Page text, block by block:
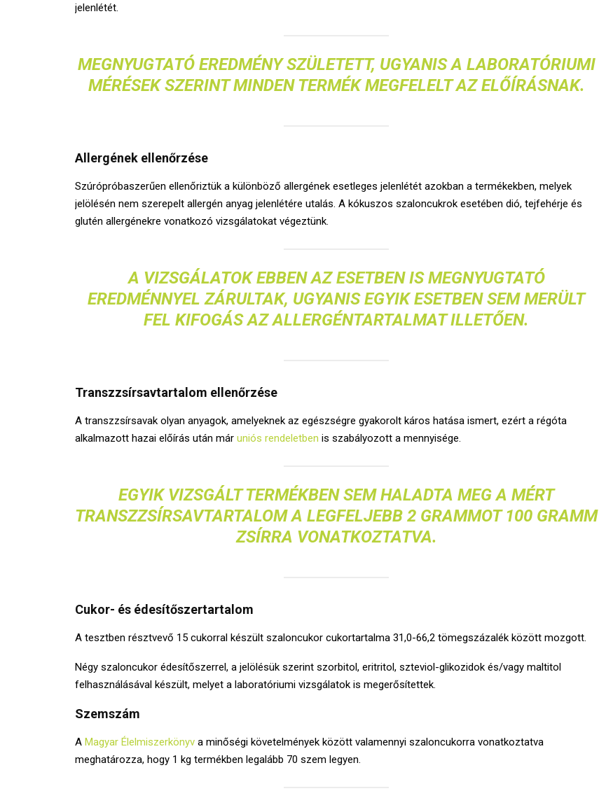
jelenlétét.
MEGNYUGTATÓ EREDMÉNY SZÜLETETT, UGYANIS A LABORATÓRIUMI
MÉRÉSEK SZERINT MINDEN TERMÉK MEGFELELT AZ ELŐÍRÁSNAK.
Allergének ellenőrzése
Szúrópróbaszerűen ellenőriztük a különböző allergének esetleges jelenlétét azokban a termékekben, melyek
jelölésén nem szerepelt allergén anyag jelenlétére utalás. A kókuszos szaloncukrok esetében dió, tejfehérje és
glutén allergénekre vonatkozó vizsgálatokat végeztünk.
A VIZSGÁLATOK EBBEN AZ ESETBEN IS MEGNYUGTATÓ
EREDMÉNNYEL ZÁRULTAK, UGYANIS EGYIK ESETBEN SEM MERÜLT
FEL KIFOGÁS AZ ALLERGÉNTARTALMAT ILLETŐEN.
Transzzsírsavtartalom ellenőrzése
A transzzsírsavak olyan anyagok, amelyeknek az egészségre gyakorolt káros hatása ismert, ezért a régóta
alkalmazott hazai előírás után már uniós rendeletben is szabályozott a mennyisége.
EGYIK VIZSGÁLT TERMÉKBEN SEM HALADTA MEG A MÉRT
TRANSZZSÍRSAVTARTALOM A LEGFELJEBB 2 GRAMMOT 100 GRAMM
ZSÍRRA VONATKOZTATVA.
Cukor- és édesítőszertartalom
A tesztben résztvevő 15 cukorral készült szaloncukor cukortartalma 31,0-66,2 tömegszázalék között mozgott.
Négy szaloncukor édesítőszerrel, a jelölésük szerint szorbitol, eritritol, szteviol-glikozidok és/vagy maltitol
felhasználásával készült, melyet a laboratóriumi vizsgálatok is megerősítettek.
Szemszám
A Magyar Élelmiszerkönyv a minőségi követelmények között valamennyi szaloncukorra vonatkoztatva
meghatározza, hogy 1 kg termékben legalább 70 szem legyen.